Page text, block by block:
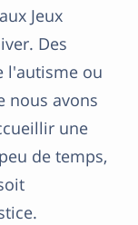
Jeux
Des
l'autisme ou
nous avons
une
de temps,